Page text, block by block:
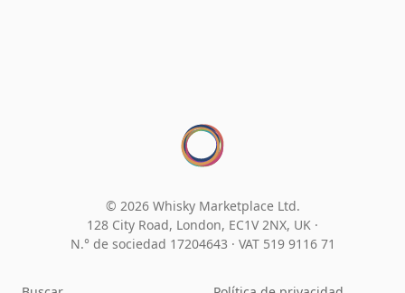
© 2026 Whisky Marketplace Ltd.
128 City Road, London, EC1V 2NX, UK ·
N.° de sociedad 17204643 · VAT 519 9116 71